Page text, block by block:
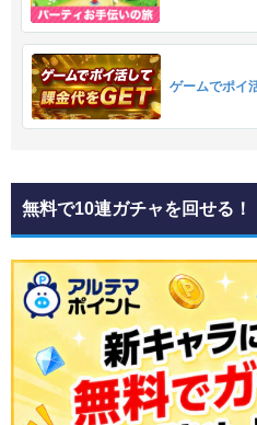
ゲームでポイ
無料で10連ガチャを回せる！